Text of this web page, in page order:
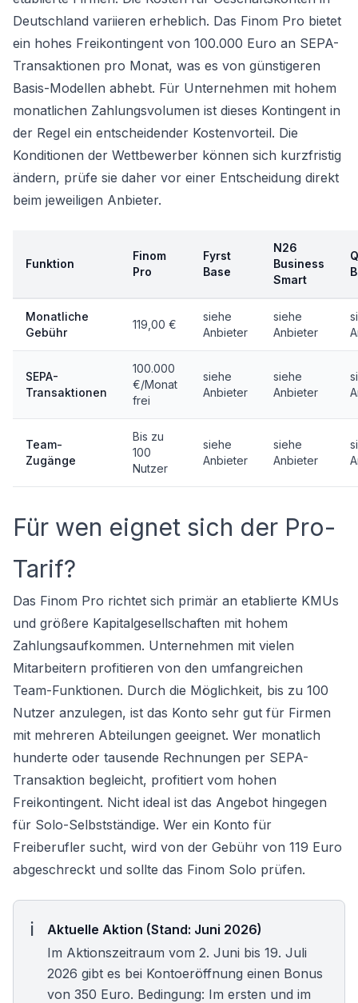
Deutschland variieren erheblich. Das Finom Pro bietet
ein hohes Freikontingent von 100.000 Euro an SEPA-
Transaktionen pro Monat, was es von günstigeren
Basis-Modellen abhebt. Für Unternehmen mit hohem
monatlichen Zahlungsvolumen ist dieses Kontingent in
der Regel ein entscheidender Kostenvorteil. Die
Konditionen der Wettbewerber können sich kurzfristig
ändern, prüfe sie daher vor einer Entscheidung direkt
beim jeweiligen Anbieter.
Funktion
Finom
Pro
Fyrst
Base
N26
Business
Smart
Monatliche
Gebühr
119,00 €
siehe
Anbieter
siehe
Anbieter
SEPA-
Transaktionen
100.000
€/Monat
frei
siehe
Anbieter
siehe
Anbieter
Team-
Zugänge
Bis zu
100
Nutzer
siehe
Anbieter
siehe
Anbieter
Für wen eignet sich der Pro-
Tarif?
Das Finom Pro richtet sich primär an etablierte KMUs
und größere Kapitalgesellschaften mit hohem
Zahlungsaufkommen. Unternehmen mit vielen
Mitarbeitern profitieren von den umfangreichen
Team-Funktionen. Durch die Möglichkeit, bis zu 100
Nutzer anzulegen, ist das Konto sehr gut für Firmen
mit mehreren Abteilungen geeignet. Wer monatlich
hunderte oder tausende Rechnungen per SEPA-
Transaktion begleicht, profitiert vom hohen
Freikontingent. Nicht ideal ist das Angebot hingegen
für Solo-Selbstständige. Wer ein Konto für
Freiberufler sucht, wird von der Gebühr von 119 Euro
abgeschreckt und sollte das Finom Solo prüfen.
Aktuelle Aktion (Stand: Juni 2026)
Im Aktionszeitraum vom 2. Juni bis 19. Juli
2026 gibt es bei Kontoeröffnung einen Bonus
von 350 Euro. Bedingung: Im ersten und im